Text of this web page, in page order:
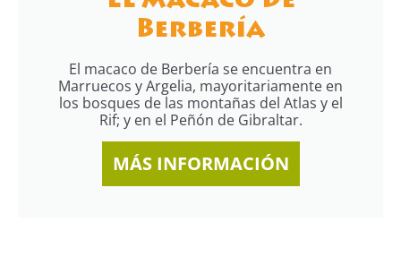
Berbería
El macaco de Berbería se encuentra en
Marruecos y Argelia, mayoritariamente en
los bosques de las montañas del Atlas y el
Rif; y en el Peñón de Gibraltar.
MÁS INFORMACIÓN